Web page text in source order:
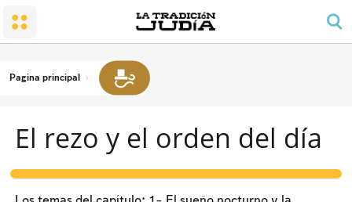
Honrar a los padres
Preceptos de alegría familiar
El duelo
El pueblo y su tierra
El Templo
El rezo y el orden del día
El precepto de rezar para los hombres
Leyes y estatutos
Shabat y festividades
Las labores prohibidas
Fechas y festividades
Pagina principal
El rezo y el orden del día